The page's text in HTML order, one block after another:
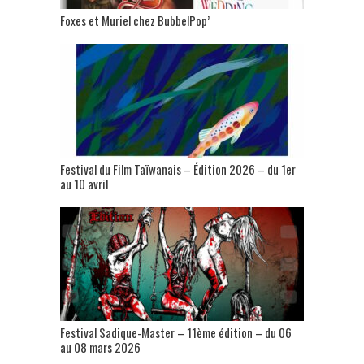
Foxes et Muriel chez BubbelPop’
Festival du Film Taïwanais – Édition 2026 – du 1er
au 10 avril
Festival Sadique-Master – 11ème édition – du 06
au 08 mars 2026